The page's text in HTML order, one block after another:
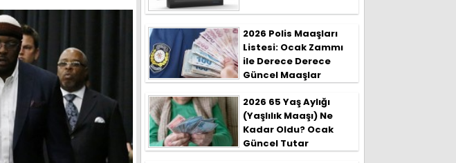
2026 Polis Maaşları
Listesi: Ocak Zammı
ile Derece Derece
Güncel Maaşlar
2026 65 Yaş Aylığı
(Yaşlılık Maaşı) Ne
Kadar Oldu? Ocak
Güncel Tutar